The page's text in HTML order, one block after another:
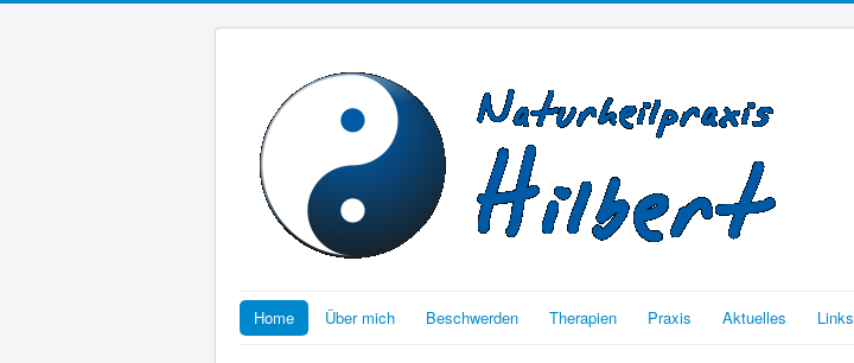
Home Über mich Beschwerden Therapien Praxis Aktuelles Links